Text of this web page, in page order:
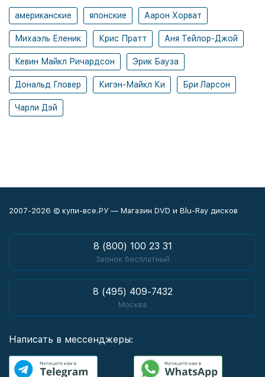
американские японские Аарон Хорват
Михаэль Еленик Крис Пратт Аня Тейлор-Джой
Кевин Майкл Ричардсон Эрик Бауза
Дональд Гловер Кигэн-Майкл Ки Бри Ларсон
Чарли Дэй
2007-2026 © купи-все.РУ — Магазин DVD и Blu-Ray дисков
8 (800) 100 23 31
Звонок бесплатный
8 (495) 409-7432
Москва
Написать в мессенджеры: